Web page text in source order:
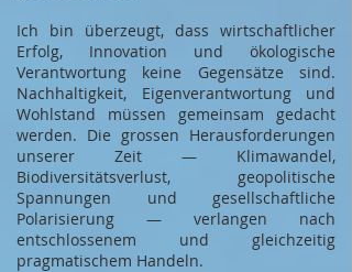
Ich bin überzeugt, dass wirtschaftlicher
Erfolg, Innovation und ökologische
Verantwortung keine Gegensätze sind.
Nachhaltigkeit, Eigenverantwortung und
Wohlstand müssen gemeinsam gedacht
werden. Die grossen Herausforderungen
unserer Zeit — Klimawandel,
Biodiversitätsverlust, geopolitische
Spannungen und gesellschaftliche
Polarisierung — verlangen nach
entschlossenem und gleichzeitig
pragmatischem Handeln.